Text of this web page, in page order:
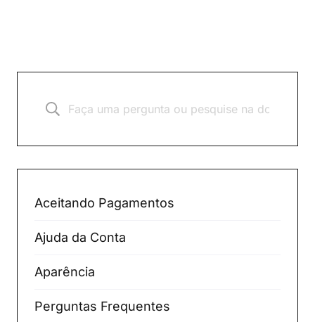
Aceitando Pagamentos
Ajuda da Conta
Aparência
Perguntas Frequentes